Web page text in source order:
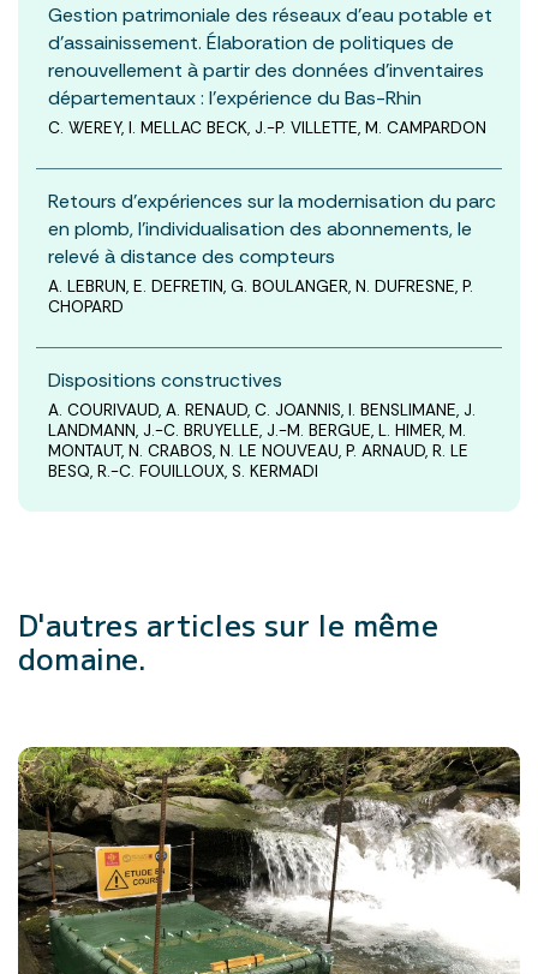
Gestion patrimoniale des réseaux d’eau potable et
d’assainissement. Élaboration de politiques de
renouvellement à partir des données d’inventaires
départementaux : l’expérience du Bas-Rhin
C. WEREY, I. MELLAC BECK, J.-P. VILLETTE, M. CAMPARDON
Retours d’expériences sur la modernisation du parc
en plomb, l’individualisation des abonnements, le
relevé à distance des compteurs
A. LEBRUN, E. DEFRETIN, G. BOULANGER, N. DUFRESNE, P.
CHOPARD
Dispositions constructives
A. COURIVAUD, A. RENAUD, C. JOANNIS, I. BENSLIMANE, J.
LANDMANN, J.-C. BRUYELLE, J.-M. BERGUE, L. HIMER, M.
MONTAUT, N. CRABOS, N. LE NOUVEAU, P. ARNAUD, R. LE
BESQ, R.-C. FOUILLOUX, S. KERMADI
D'autres articles sur le même
domaine.